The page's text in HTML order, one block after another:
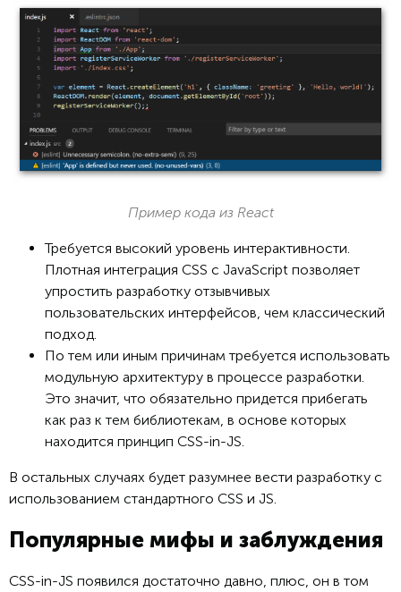
Пример кода из React
Требуется высокий уровень интерактивности.
Плотная интеграция CSS с JavaScript позволяет
упростить разработку отзывчивых
пользовательских интерфейсов, чем классический
подход.
По тем или иным причинам требуется использовать
модульную архитектуру в процессе разработки.
Это значит, что обязательно придется прибегать
как раз к тем библиотекам, в основе которых
находится принцип CSS-in-JS.
В остальных случаях будет разумнее вести разработку с
использованием стандартного CSS и JS.
Популярные мифы и заблуждения
CSS-in-JS появился достаточно давно, плюс, он в том